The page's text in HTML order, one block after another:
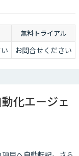
無料トライアル
お問合せください
化エージェ